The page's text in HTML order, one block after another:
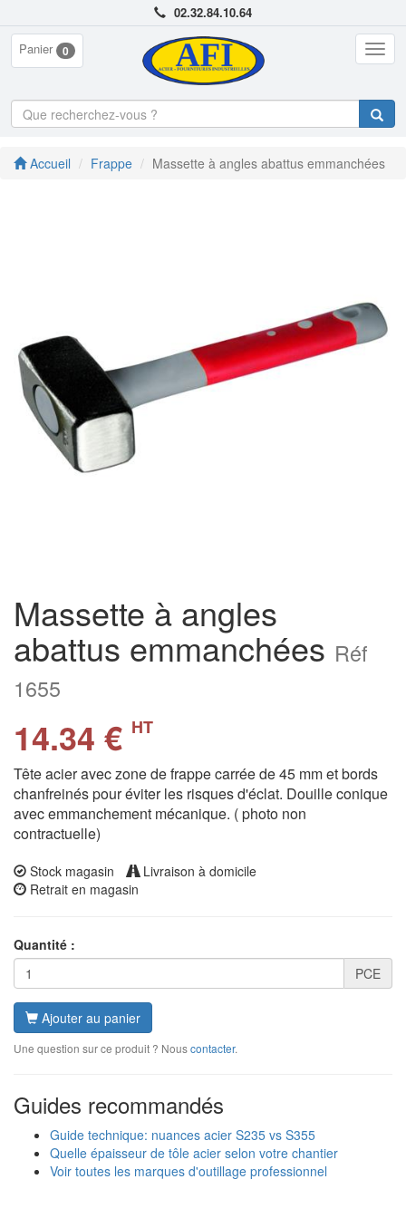
02.32.84.10.64
Panier 0
Accueil Frappe Massette à angles abattus emmanchées
Massette à angles
abattus emmanchées Réf
1655
14.34 € HT
Tête acier avec zone de frappe carrée de 45 mm et bords
chanfreinés pour éviter les risques d'éclat. Douille conique
avec emmanchement mécanique. ( photo non
contractuelle)
Stock magasin
Livraison à domicile
Retrait en magasin
Quantité :
PCE
Ajouter au panier
Une question sur ce produit ? Nouscontacter.
Guides recommandés
Guide technique: nuances acier S235 vs S355
Quelle épaisseur de tôle acier selon votre chantier
Voir toutes les marques d'outillage professionnel